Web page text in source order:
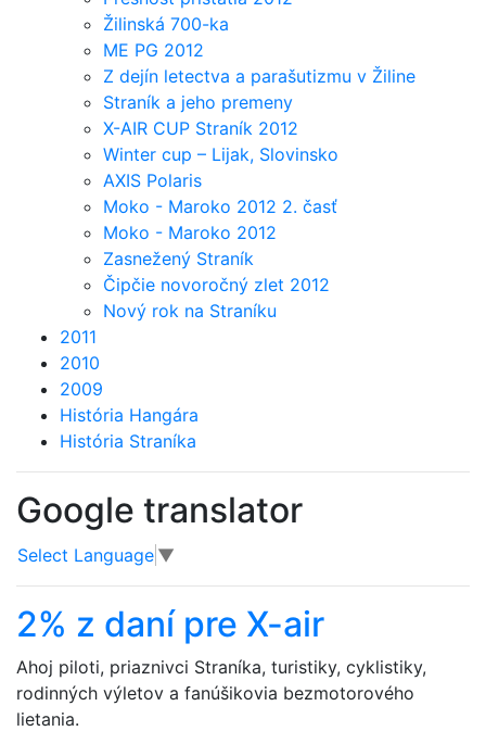
Žilinská 700-ka
ME PG 2012
Z dejín letectva a parašutizmu v Žiline
Straník a jeho premeny
X-AIR CUP Straník 2012
Winter cup – Lijak, Slovinsko
AXIS Polaris
Moko - Maroko 2012 2. časť
Moko - Maroko 2012
Zasnežený Straník
Čipčie novoročný zlet 2012
Nový rok na Straníku
2011
2010
2009
História Hangára
História Straníka
Google translator
Select Language ▼
2% z daní pre X-air
Ahoj piloti, priaznivci Straníka, turistiky, cyklistiky,
rodinných výletov a fanúšikovia bezmotorového
lietania.